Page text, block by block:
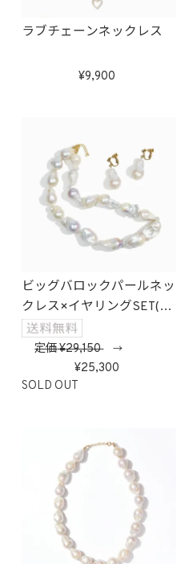
ラブチェーンネックレス
9,900
ビッグバロックパールネッ
クレス×イヤリングSET(ホ
ワイト)
定価 29,150→
25,300
SOLD OUT